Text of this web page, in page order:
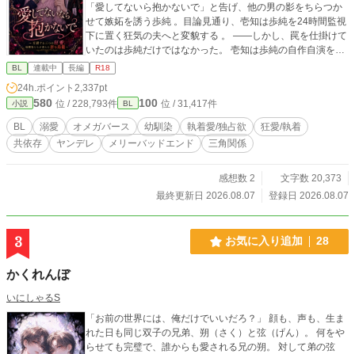
「愛してないら抱かないで」と告げ、他の男の影をちらつか
せて嫉妬を誘う歩純 。目論見通り、壱知は歩純を24時間監視
下に置く狂気の夫へと変貌する 。 ――しかし、罠を仕掛けて
いたのは歩純だけではなかった。 壱知は歩純の自作自演をす
べて知った上で「狂った夫」を演じ切る、底知れない執着を
抱えたスパダリだった 。さらに、裏で糸を引いていた主治医
の理士にも、恐るべき秘密と異常な狂気が隠されていて……
。 交錯する三つの狂愛 。一番狂っているのは誰なのか？ 嘘
と執着に塗れた、予測不能のサイコサスペンス・オメガバー
ス！
BL 連載中 長編 R18
24h.ポイント 2,337pt
小説 580 位 / 228,793件 BL 100 位 / 31,417件
BL 溺愛 オメガバース 幼馴染 執着愛/独占欲
狂愛/執着
共依存
ヤンデレ メリーバッドエンド 三角関係
感想数 2
文字数 20,373
最終更新日 2026.08.07
登録日 2026.08.07
3 お気に入り追加 28
かくれんぼ
いにしゃるS
「お前の世界には、俺だけでいいだろ？」 顔も、声も、生ま
れた日も同じ双子の兄弟、朔（さく）と弦（げん）。 何をや
らせても完璧で、誰からも愛される兄の朔。 対して弟の弦